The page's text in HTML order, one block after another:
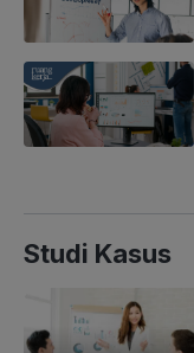
Studi Kasus